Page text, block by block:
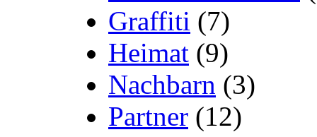
Graffiti (7)
Heimat (9)
Nachbarn (3)
Partner (12)